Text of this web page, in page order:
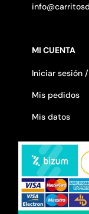
MI CUENTA
Iniciar sesión
Mis pedidos
Mis datos